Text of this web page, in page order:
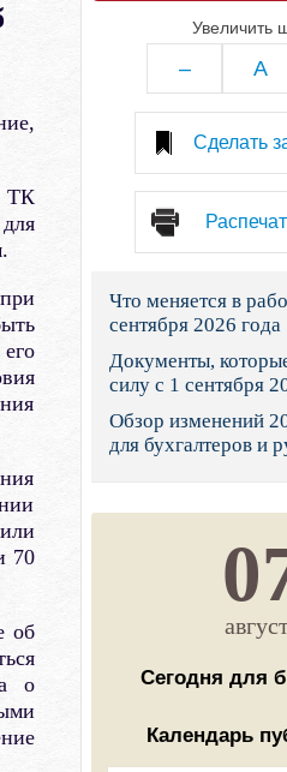
Президент: законы и указы
Социальный фонд России
Суд общей юрисдикции
Федеральная налоговая
Фонд социального
Остальные ведомства
ТК
70
об
о
Увеличить
– A
Сделать
Что меняется в
сентября 2026 года
Документы,
силу с 1 сентября
Обзор изменений
для бухгалтеров и
Сегодня для
Календарь